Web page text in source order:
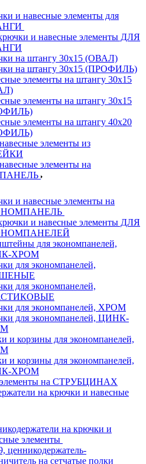
и навесные элементы для
и навесные элементы ДЛЯ
на штангу 30х15 (ОВАЛ)
на штангу 30х15 (ПРОФИЛЬ)
элементы на штангу 30х15
элементы на штангу 30х15
элементы на штангу 40х20
элементы из
элементы на
и навесные элементы на
и навесные элементы ДЛЯ
для экономпанелей,
ХРОМ
для экономпанелей,
для экономпанелей,
для экономпанелей, ХРОМ
для экономпанелей, ЦИНК-
и корзины для экономпанелей,
и корзины для экономпанелей,
ХРОМ
элементы на СТРУБЦИНАХ
на крючки и навесные
на крючки и
элементы
ценникодержатель-
на сетчатые полки